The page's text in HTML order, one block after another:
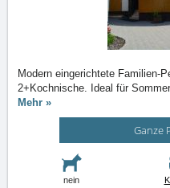
Modern eingerichtete Familien-
2+Kochnische. Ideal für
Mehr »
Ganze
nein